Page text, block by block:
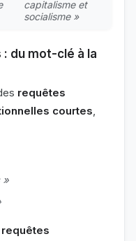
capitalisme et
socialisme »
: du mot-clé à la
requêtes
courtes,
»
requêtes